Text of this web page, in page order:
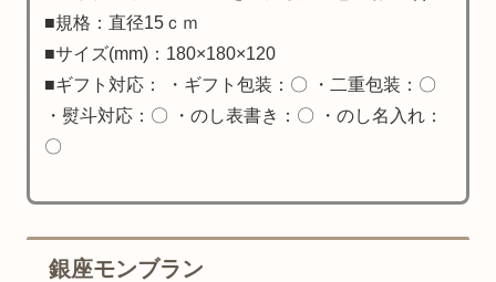
■規格：直径15ｃｍ
■サイズ(mm)：180×180×120
■ギフト対応： ・ギフト包装：〇 ・二重包装：〇
・熨斗対応：〇 ・のし表書き：〇 ・のし名入れ：
〇
銀座モンブラン